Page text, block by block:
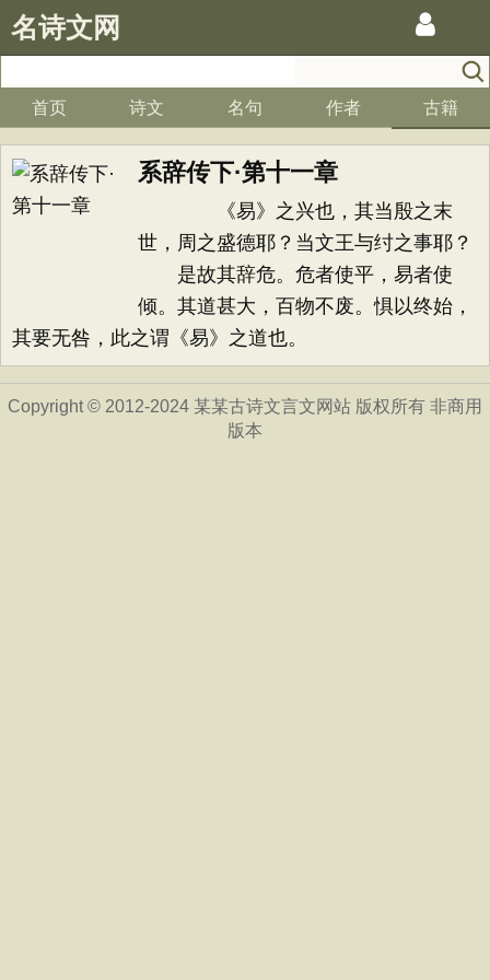
名诗文网
首页 诗文 名句 作者 古籍
系辞传下·第十一章
《易》之兴也，其当殷之末
世，周之盛德耶？当文王与纣之事耶？
是故其辞危。危者使平，易者使
倾。其道甚大，百物不废。惧以终始，
其要无咎，此之谓《易》之道也。
Copyright © 2012-2024 某某古诗文言文网站 版权所有 非商用
版本